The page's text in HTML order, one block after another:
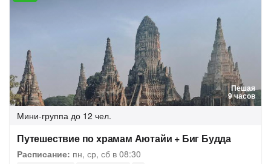
Пешая
9 часов
Мини-группа до 12 чел.
Путешествие по храмам Аютайи + Биг Будда
Расписание: пн, ср, сб в 08:30